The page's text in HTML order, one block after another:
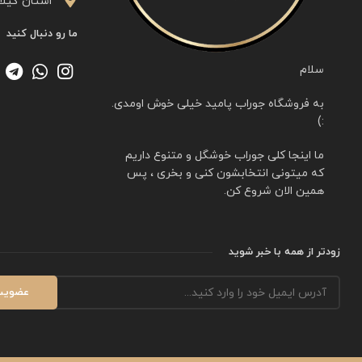
سلام
به فروشگاه جوراب پامید خیلی خوش اومدی.
:)
ما اینجا کلی جوراب خوشگل و متنوع داریم
که میتونی انتخابشون کنی و بخری ، پس
همین الان شروع کن.
ما رو دنبال کنید
زودتر از همه با خبر شوید